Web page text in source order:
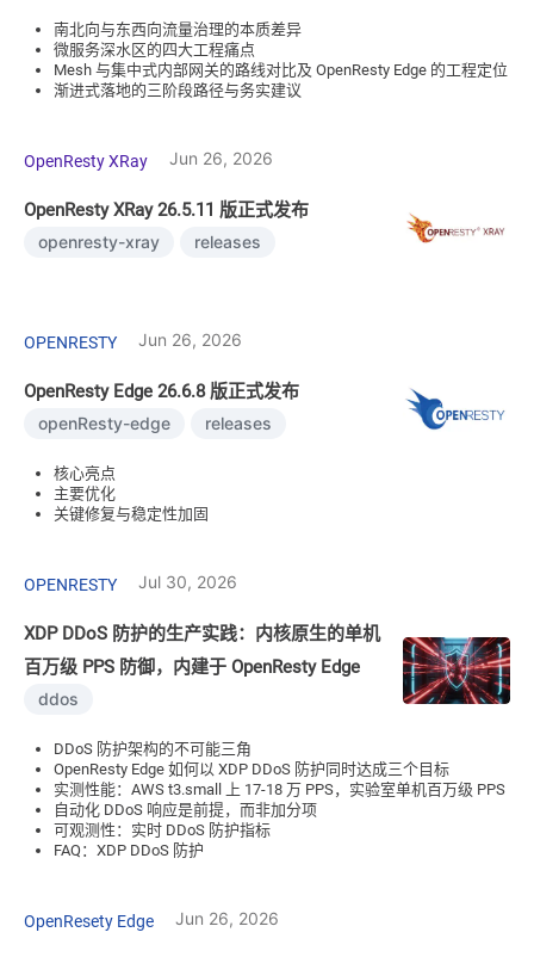
南北向与东西向流量治理的本质差异
微服务深水区的四大工程痛点
Mesh 与集中式内部网关的路线对比及 OpenResty Edge 的工程定位
渐进式落地的三阶段路径与务实建议
OpenResty XRay Jun 26, 2026
OpenResty XRay 26.5.11 版正式发布
openresty-xray releases
OPENRESTY Jun 26, 2026
OpenResty Edge 26.6.8 版正式发布
openResty-edge releases
核心亮点
主要优化
关键修复与稳定性加固
OPENRESTY Jul 30, 2026
XDP DDoS 防护的生产实践：内核原生的单机
百万级 PPS 防御，内建于 OpenResty Edge
ddos
DDoS 防护架构的不可能三角
OpenResty Edge 如何以 XDP DDoS 防护同时达成三个目标
实测性能：AWS t3.small 上 17-18 万 PPS，实验室单机百万级 PPS
自动化 DDoS 响应是前提，而非加分项
可观测性：实时 DDoS 防护指标
FAQ：XDP DDoS 防护
OpenResety Edge Jun 26, 2026